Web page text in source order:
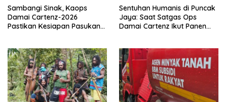
Sambangi Sinak, Kaops
Damai Cartenz-2026
Pastikan Kesiapan Pasukan
Sentuhan Humanis di Puncak
Jaya: Saat Satgas Ops
Damai Cartenz Ikut Panen